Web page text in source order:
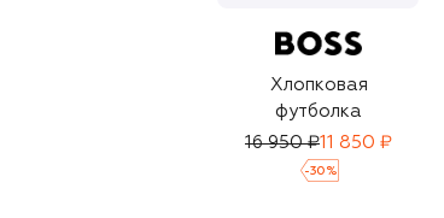
Хлопковая
футболка
16 950 ₽11 850 ₽
-30 %